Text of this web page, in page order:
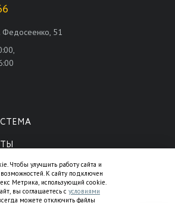
51
Чтобы улучшить работу сайта и
К сайту подключен
Метрика, использующий cookie.
вы соглашаетесь с условиями
можете отключить файлы